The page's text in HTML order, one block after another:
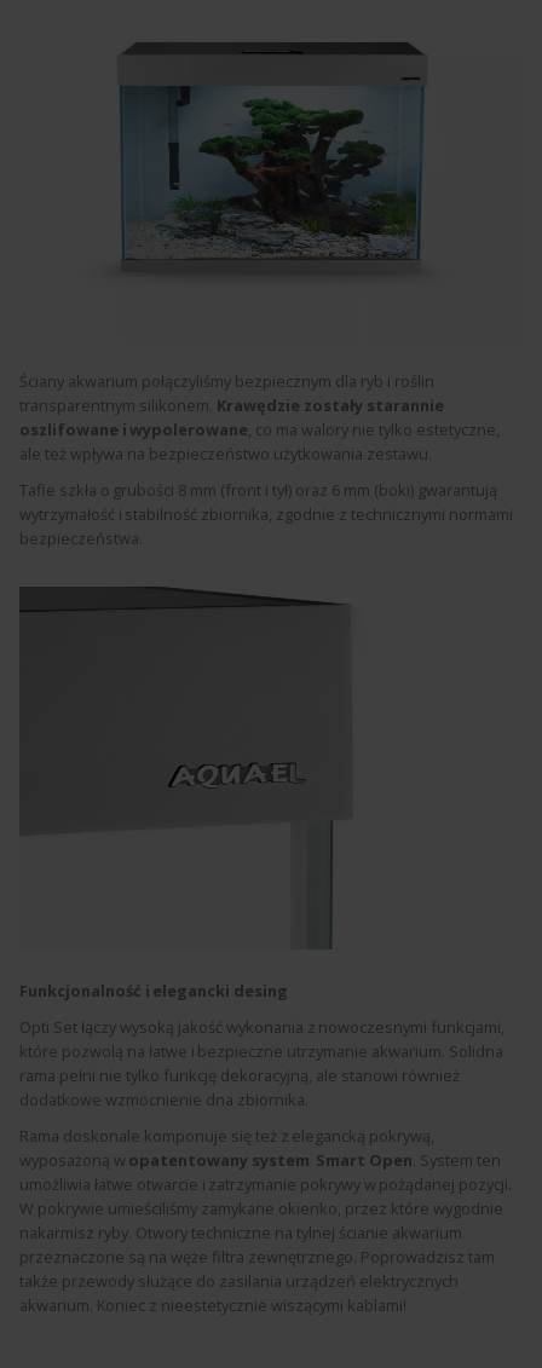
Ściany akwarium połączyliśmy bezpiecznym dla ryb i roślin
transparentnym silikonem. Krawędzie zostały starannie
oszlifowane i wypolerowane, co ma walory nie tylko estetyczne,
ale też wpływa na bezpieczeństwo użytkowania zestawu.
Tafle szkła o grubości 8 mm (front i tył) oraz 6 mm (boki) gwarantują
wytrzymałość i stabilność zbiornika, zgodnie z technicznymi normami
bezpieczeństwa.
Funkcjonalność i elegancki desing
Opti Set łączy wysoką jakość wykonania z nowoczesnymi funkcjami,
które pozwolą na łatwe i bezpieczne utrzymanie akwarium. Solidna
rama pełni nie tylko funkcję dekoracyjną, ale stanowi również
dodatkowe wzmocnienie dna zbiornika.
Rama doskonale komponuje się też z elegancką pokrywą,
wyposażoną w opatentowany system Smart Open. System ten
umożliwia łatwe otwarcie i zatrzymanie pokrywy w pożądanej pozycji.
W pokrywie umieściliśmy zamykane okienko, przez które wygodnie
nakarmisz ryby. Otwory techniczne na tylnej ścianie akwarium
przeznaczone są na węże filtra zewnętrznego. Poprowadzisz tam
także przewody służące do zasilania urządzeń elektrycznych
akwarium. Koniec z nieestetycznie wiszącymi kablami!